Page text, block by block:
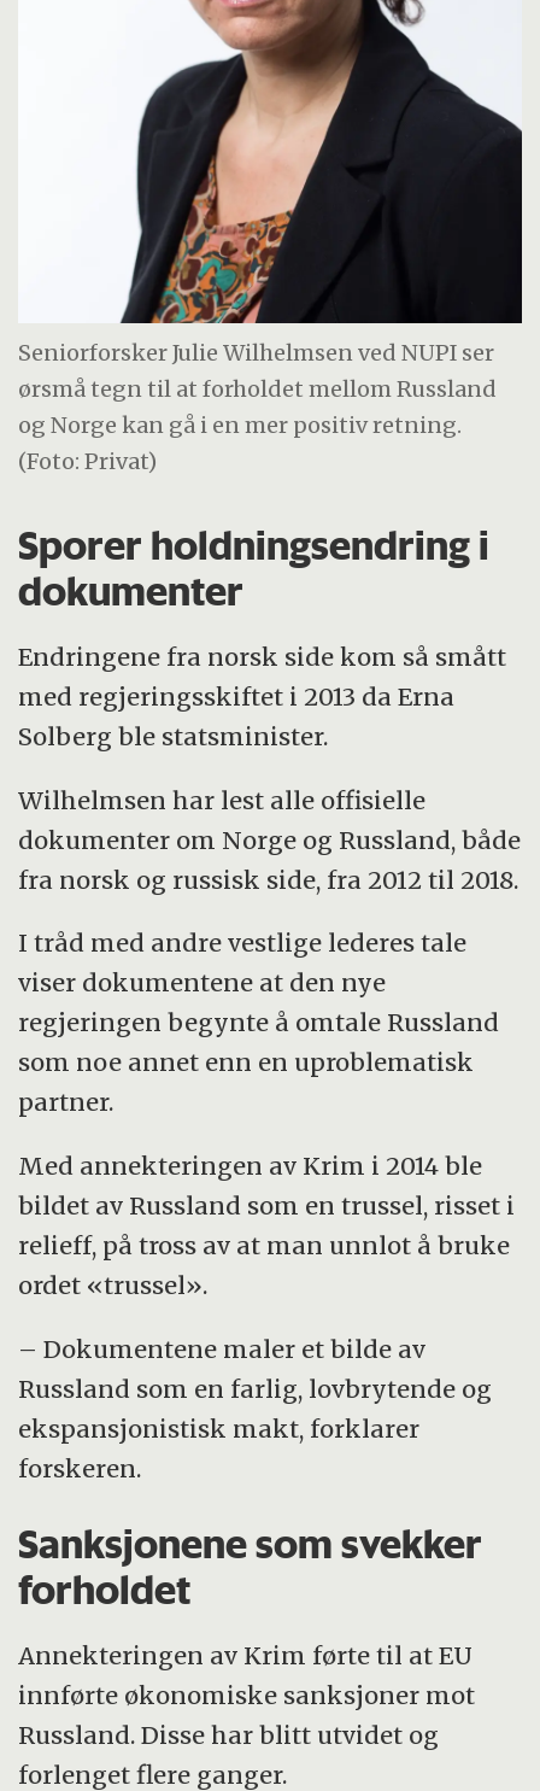
Seniorforsker Julie Wilhelmsen ved NUPI ser
ørsmå tegn til at forholdet mellom Russland
og Norge kan gå i en mer positiv retning.
(Foto: Privat)
Sporer holdningsendring i
dokumenter
Endringene fra norsk side kom så smått
med regjeringsskiftet i 2013 da Erna
Solberg ble statsminister.
Wilhelmsen har lest alle offisielle
dokumenter om Norge og Russland, både
fra norsk og russisk side, fra 2012 til 2018.
I tråd med andre vestlige lederes tale
viser dokumentene at den nye
regjeringen begynte å omtale Russland
som noe annet enn en uproblematisk
partner.
Med annekteringen av Krim i 2014 ble
bildet av Russland som en trussel, risset i
relieff, på tross av at man unnlot å bruke
ordet «trussel».
– Dokumentene maler et bilde av
Russland som en farlig, lovbrytende og
ekspansjonistisk makt, forklarer
forskeren.
Sanksjonene som svekker
forholdet
Annekteringen av Krim førte til at EU
innførte økonomiske sanksjoner mot
Russland. Disse har blitt utvidet og
forlenget flere ganger.